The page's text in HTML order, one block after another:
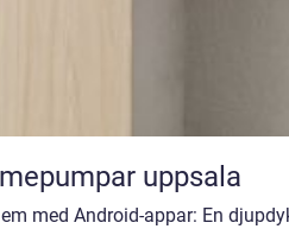
uppsala
med Android-appar: En